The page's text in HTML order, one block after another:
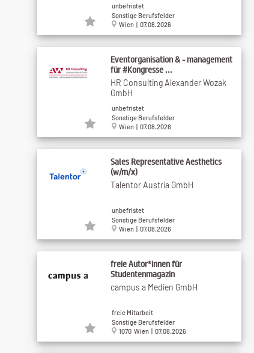
unbefristet
Sonstige Berufsfelder
Wien | 07.08.2026
Eventorganisation & - management
für #Kongresse ...
HR Consulting Alexander Wozak
GmbH
unbefristet
Sonstige Berufsfelder
Wien | 07.08.2026
Sales Representative Aesthetics
(w/m/x)
Talentor Austria GmbH
unbefristet
Sonstige Berufsfelder
Wien | 07.08.2026
freie Autor*innen für
Studentenmagazin
campus a Medien GmbH
freie Mitarbeit
Sonstige Berufsfelder
1070 Wien | 07.08.2026